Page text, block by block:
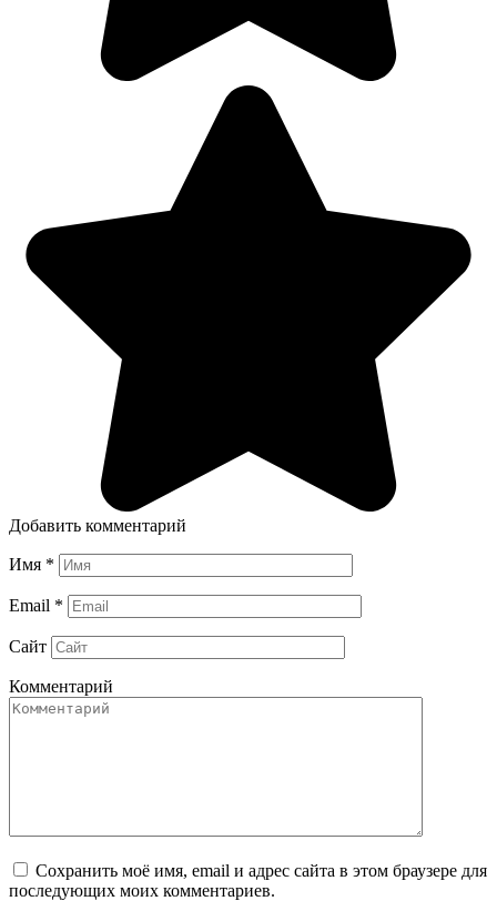
Добавить комментарий
Имя *
Email *
Сайт
Комментарий
Сохранить моё имя, email и адрес сайта в этом браузере для
последующих моих комментариев.